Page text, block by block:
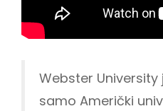
Webster
samo Američki